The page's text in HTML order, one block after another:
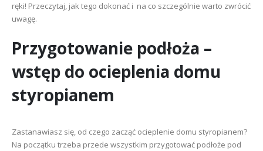
ręki! Przeczytaj, jak tego dokonać i na co szczególnie warto zwrócić
uwagę.
Przygotowanie podłoża –
wstęp do ocieplenia domu
styropianem
Zastanawiasz się, od czego zacząć ocieplenie domu styropianem?
Na początku trzeba przede wszystkim przygotować podłoże pod